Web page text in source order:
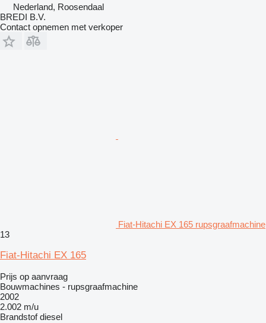
Nederland, Roosendaal
BREDI B.V.
Contact opnemen met verkoper
Fiat-Hitachi EX 165 rupsgraafmachine
13
Fiat-Hitachi EX 165
Prijs op aanvraag
Bouwmachines - rupsgraafmachine
2002
2.002 m/u
Brandstof diesel